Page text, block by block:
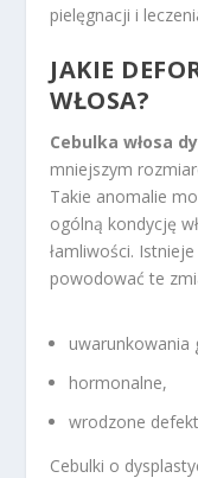
pielęgnacji i
JAKIE
WŁOSA?
Cebulka włosa
mniejszym
Takie anomalie
ogólną kondycję
łamliwości.
powodować te
uwarunkowania
hormonalne,
wrodzone
Cebulki o